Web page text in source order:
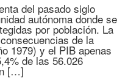
del pasado siglo
autónoma donde se
por población. La
de la
1979) y el PIB apenas
de las 56.026
[…]